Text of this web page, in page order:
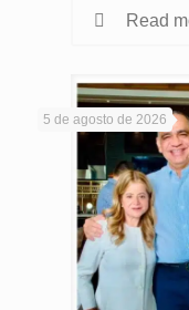
Read
5 de agosto de 2026